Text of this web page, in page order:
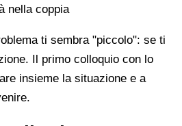
nella coppia
ti sembra "piccolo": se ti
Il primo colloquio con lo
insieme la situazione e a